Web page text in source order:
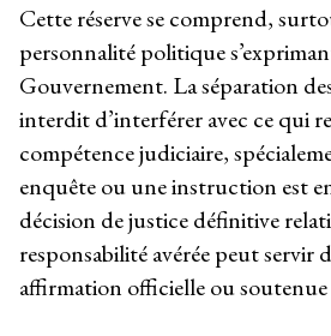
Cette réserve se comprend,
personnalité politique
Gouvernement. La séparation
interdit d’interférer avec ce qui
compétence judiciaire,
enquête ou une instruction est
décision de justice définitive
responsabilité avérée peut servir
affirmation officielle ou soutenue